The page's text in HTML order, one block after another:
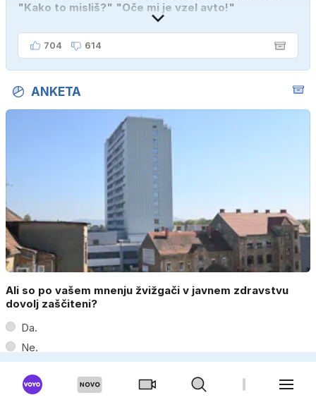
"Kako to misliš?" "Oče mi je vzel avto!"
704 614
ANKETA
Ali so po vašem mnenju žvižgači v javnem zdravstvu
dovolj zaščiteni?
Da.
Ne.
Ne vem.